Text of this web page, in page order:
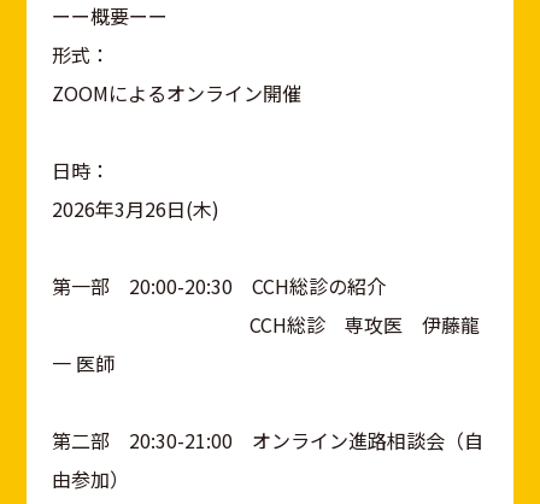
ーー概要ーー
形式：
ZOOMによるオンライン開催
日時：
2026年3月26日(木)
第一部 20:00-20:30 CCH総診の紹介
CCH総診 専攻医 伊藤龍
一 医師
第二部 20:30-21:00 オンライン進路相談会（自
由参加）